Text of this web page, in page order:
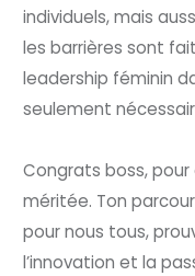
individuels, mais
les barrières sont
leadership féminin
seulement
Congrats boss,
méritée. Ton
pour nous tous,
l’innovation et la